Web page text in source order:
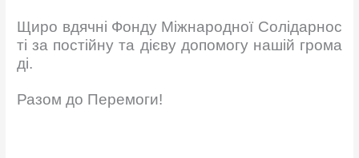
Щиро вдячні Фонду Міжнародної Солідарнос
ті за постійну та дієву допомогу нашій грома
ді.
Разом до Перемоги!